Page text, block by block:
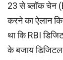
23 से ब्लॉक चेन
करने का ऐलान
था कि RBI
के बजाय